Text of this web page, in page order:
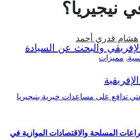
المسلحة والاقتصادات الموازية في
نيجيريا؟
هشام قدري أحمد
, مميزات